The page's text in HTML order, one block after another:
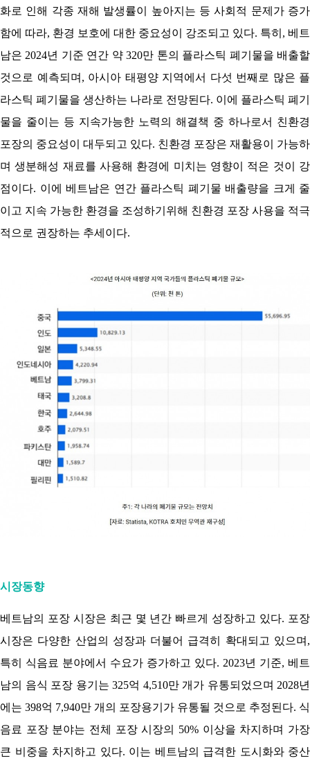
화로 인해 각종 재해 발생률이 높아지는 등 사회적 문제가 증가
함에 따라, 환경 보호에 대한 중요성이 강조되고 있다. 특히, 베트
남은 2024년 기준 연간 약 320만 톤의 플라스틱 폐기물을 배출할
것으로 예측되며, 아시아 태평양 지역에서 다섯 번째로 많은 플
라스틱 폐기물을 생산하는 나라로 전망된다. 이에 플라스틱 폐기
물을 줄이는 등 지속가능한 노력의 해결책 중 하나로서 친환경
포장의 중요성이 대두되고 있다. 친환경 포장은 재활용이 가능하
며 생분해성 재료를 사용해 환경에 미치는 영향이 적은 것이 강
점이다. 이에 베트남은 연간 플라스틱 폐기물 배출량을 크게 줄
이고 지속 가능한 환경을 조성하기위해 친환경 포장 사용을 적극
적으로 권장하는 추세이다.
시장동향
베트남의 포장 시장은 최근 몇 년간 빠르게 성장하고 있다. 포장
시장은 다양한 산업의 성장과 더불어 급격히 확대되고 있으며,
특히 식음료 분야에서 수요가 증가하고 있다. 2023년 기준, 베트
남의 음식 포장 용기는 325억 4,510만 개가 유통되었으며 2028년
에는 398억 7,940만 개의 포장용기가 유통될 것으로 추정된다. 식
음료 포장 분야는 전체 포장 시장의 50% 이상을 차지하며 가장
큰 비중을 차지하고 있다. 이는 베트남의 급격한 도시화와 중산